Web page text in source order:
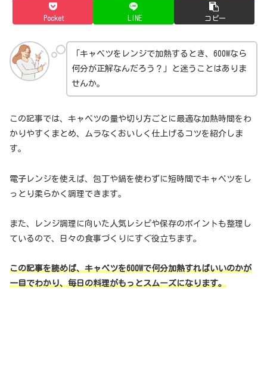
Pocket LINE コピー
「キャベツをレンジで加熱するとき、600Wなら
何分が正解なんだろう？」と迷うことはありま
せんか。
この記事では、キャベツの量や切り方ごとに最適な加熱時間をわ
かりやすくまとめ、ムラなくおいしく仕上げるコツを紹介しま
す。
電子レンジを使えば、包丁や鍋を使わずに短時間でキャベツをし
っとり柔らかく調理できます。
また、レンジ調理に向いた人気レシピや保存のポイントも整理し
ているので、日々の食事づくりにすぐ役立ちます。
この記事を読めば、キャベツを600Wで何分加熱すればいいのかが
一目でわかり、毎日の料理がもっとスムーズになります。